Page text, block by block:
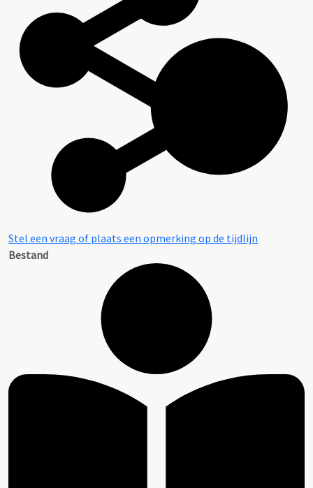
Stel een vraag of plaats een opmerking op de tijdlijn
Bestand